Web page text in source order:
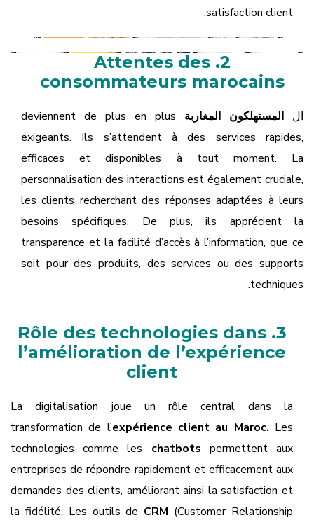
satisfaction client.
2. Attentes des
consommateurs marocains
ال المستهلكون المغاربة
deviennent de plus en plus
exigeants. Ils s’attendent à des services rapides,
efficaces et disponibles à tout moment. La
personnalisation des interactions est également cruciale,
les clients recherchant des réponses adaptées à leurs
besoins spécifiques. De plus, ils apprécient la
transparence et la facilité d’accès à l’information, que ce
soit pour des produits, des services ou des supports
techniques.
3. Rôle des technologies dans
l’amélioration de l’expérience
client
La digitalisation joue un rôle central dans la
transformation de l’expérience client au Maroc. Les
technologies comme les chatbots permettent aux
entreprises de répondre rapidement et efficacement aux
demandes des clients, améliorant ainsi la satisfaction et
la fidélité. Les outils de CRM (Customer Relationship